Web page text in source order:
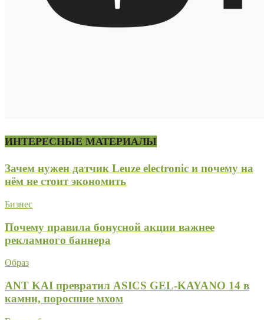
ИНТЕРЕСНЫЕ МАТЕРИАЛЫ
Зачем нужен датчик Leuze electronic и почему на
нём не стоит экономить
Бизнес
Почему правила бонусной акции важнее
рекламного баннера
Образ
ANT KAI превратил ASICS GEL-KAYANO 14 в
камни, поросшие мхом